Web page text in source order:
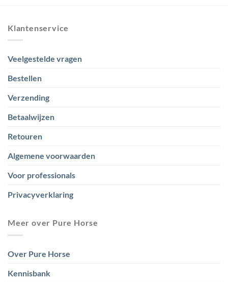
Klantenservice
Veelgestelde vragen
Bestellen
Verzending
Betaalwijzen
Retouren
Algemene voorwaarden
Voor professionals
Privacyverklaring
Meer over Pure Horse
Over Pure Horse
Kennisbank